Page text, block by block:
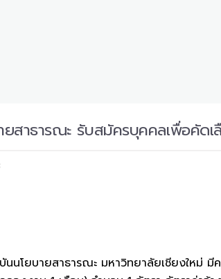
ยสาธารณะ รับสมัครบุคคลเพื่อคัด
ายสาธารณะ มหาวิทยาลัยเชียงใหม่ มีคว